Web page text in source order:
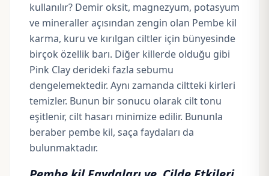
kullanılır? Demir oksit, magnezyum, potasyum
ve mineraller açısından zengin olan Pembe kil
karma, kuru ve kırılgan ciltler için bünyesinde
birçok özellik barı. Diğer killerde olduğu gibi
Pink Clay derideki fazla sebumu
dengelemektedir. Aynı zamanda ciltteki kirleri
temizler. Bunun bir sonucu olarak cilt tonu
eşitlenir, cilt hasarı minimize edilir. Bununla
beraber pembe kil, saça faydaları da
bulunmaktadır.